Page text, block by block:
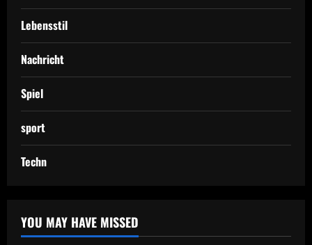
Lebensstil
Nachricht
Spiel
sport
Techn
YOU MAY HAVE MISSED